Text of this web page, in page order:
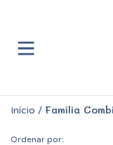
Início / Família
Ordenar por: